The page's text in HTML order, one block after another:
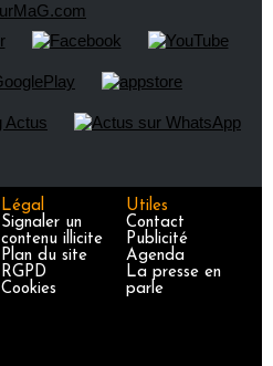
Légal
Signaler un
contenu illicite
Plan du site
RGPD
Cookies
Utiles
Contact
Publicité
Agenda
La presse en
parle